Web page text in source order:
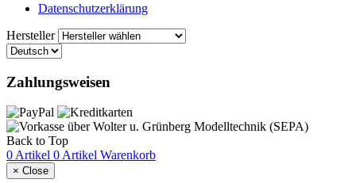
Datenschutzerklärung
Hersteller
Zahlungsweisen
Back to Top
0 Artikel 0 Artikel Warenkorb
× Close